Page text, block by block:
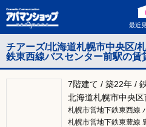
最近
チアーズ/北海道札幌市中央区/
鉄東西線バスセンター前駅の賃
7階建て / 築22年 /
北海道札幌市中央区
札幌市営地下鉄東西線
札幌市営地下鉄東豊線